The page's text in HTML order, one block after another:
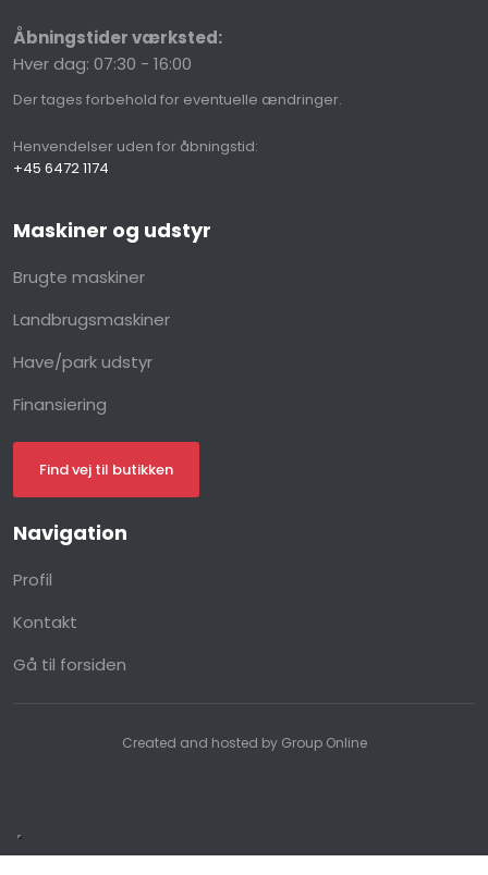
Åbningstider værksted:
Hver dag: 07:30 - 16:00
Der​ tages forbehold for eventuelle ændringer.
Henvendelser uden for åbningstid:
+45 6472 1174
Maskiner og udstyr
Brugte maskiner
Landbrugsmaskiner
Have/park udstyr
Finansiering
Find vej til butikken
Navigation​
Profil
Kontakt
Gå til forsiden
Created and hosted by Group Online